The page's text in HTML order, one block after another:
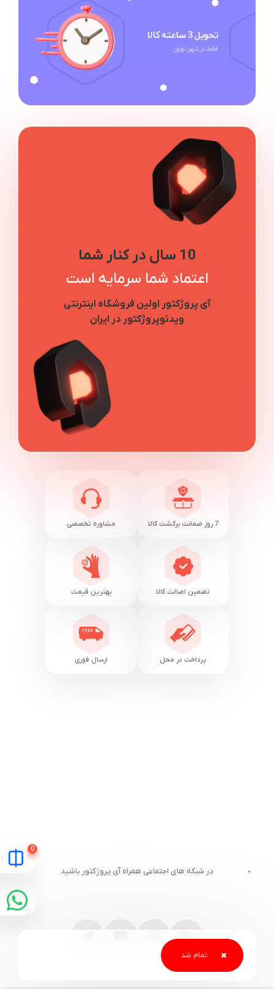
10 سال در کنار شما
اعتماد شما سرمایه است
آی پروژکتور اولین فروشگاه اینترنتی
ویدئوپروژکتور در ایران
7 روز ضمانت برگشت کالا مشاوره تخصصی
تضمین اصالت کالا بهترین قیمت
پرداخت در محل ارسال فوری
در شبکه های اجتماعی همراه آی پروژکتور باشید